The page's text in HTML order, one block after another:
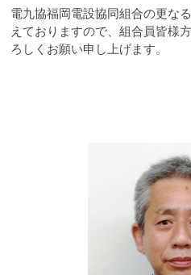
電九協福岡電設協同組合の更な
えておりますので、組合員皆様
ろしくお願い申し上げます。